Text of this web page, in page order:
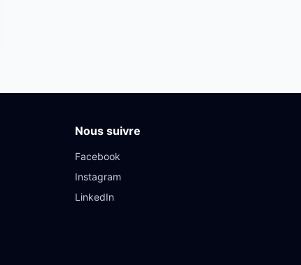
Nous suivre
Facebook
Instagram
LinkedIn